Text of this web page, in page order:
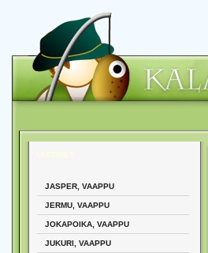
JASPER, VAAPPU
JERMU, VAAPPU
JOKAPOIKA, VAAPPU
JUKURI, VAAPPU